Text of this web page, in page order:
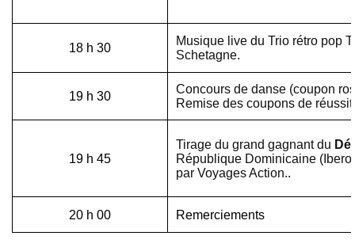
18 h 30
Musique live du Trio rétro pop
Schetagne.
19 h 30
Concours de danse (coupon
Remise des coupons de
19 h 45
Tirage du grand gagnant du
République Dominicaine
par Voyages Action..
20 h 00 Remerciements